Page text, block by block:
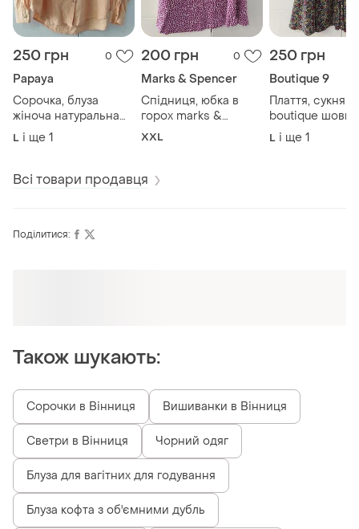
250 грн 0
Papaya
Сорочка, блуза
жіноча натуральна
льон papaya. стан
ідеальний.
L і ще 1
200 грн 0
Marks & Spencer
Спідниця, юбка в
горох marks &
spencer . тканина
XXL
250 грн
Boutique 9
Плаття, сукня
boutique
сатинова в
L і ще 1
Всі товари продавця
Поділитися:
Також шукають: